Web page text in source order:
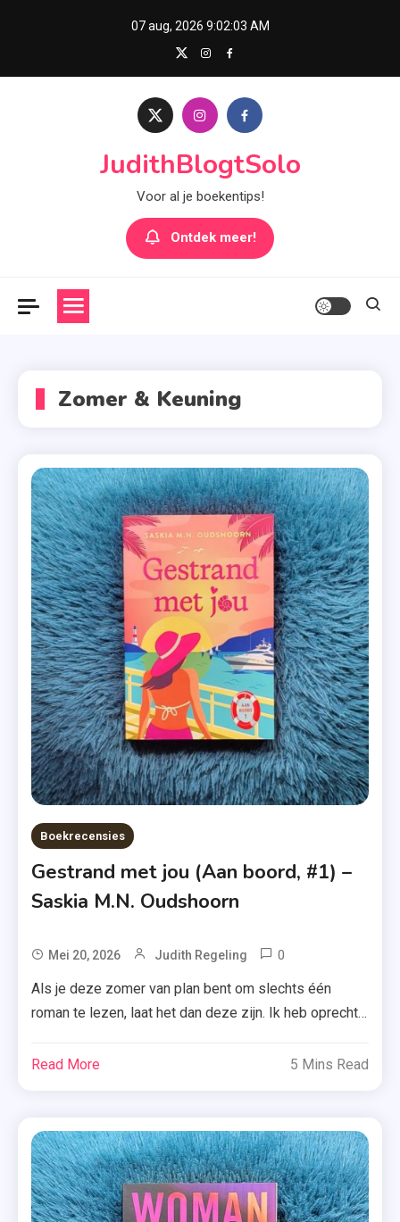
07 aug, 2026 9:02:04 AM
JudithBlogtSolo
Voor al je boekentips!
Ontdek meer!
Zomer & Keuning
Boekrecensies
Gestrand met jou (Aan boord, #1) –
Saskia M.N. Oudshoorn
Mei 20, 2026 Judith Regeling 0
Deel
Met Jou
,
Recensie-
Exemplaar
Als je deze zomer van plan bent om slechts één
roman te lezen, laat het dan deze zijn. Ik heb oprecht
Oudshoorn. Na een verhitte onenightstand neemt Juul
Read More 5 Mins Read